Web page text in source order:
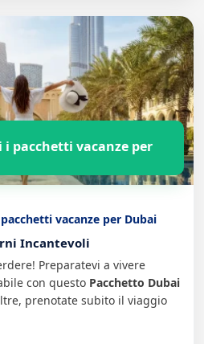
pacchetti vacanze per
vacanze per Dubai
Incantevoli
Preparatevi a vivere
con questo Pacchetto Dubai
prenotate subito il viaggio